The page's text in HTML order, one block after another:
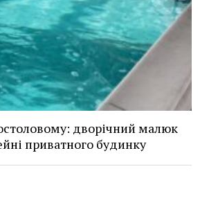
дворічний малюк
приватного будинку